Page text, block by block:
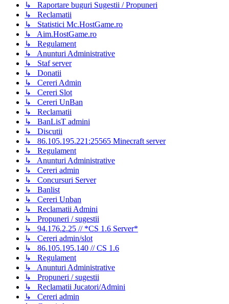
↳ Raportare buguri Sugestii / Propuneri
↳ Reclamatii
↳ Statistici Mc.HostGame.ro
↳ Aim.HostGame.ro
↳ Regulament
↳ Anunturi Administrative
↳ Staf server
↳ Donatii
↳ Cereri Admin
↳ Cereri Slot
↳ Cereri UnBan
↳ Reclamatii
↳ BanLisT admini
↳ Discutii
↳ 86.105.195.221:25565 Minecraft server
↳ Regulament
↳ Anunturi Administrative
↳ Cereri admin
↳ Concursuri Server
↳ Banlist
↳ Cereri Unban
↳ Reclamatii Admini
↳ Propuneri / sugestii
↳ 94.176.2.25 // *CS 1.6 Server*
↳ Cereri admin/slot
↳ 86.105.195.140 // CS 1.6
↳ Regulament
↳ Anunturi Administrative
↳ Propuneri / sugestii
↳ Reclamatii Jucatori/Admini
↳ Cereri admin